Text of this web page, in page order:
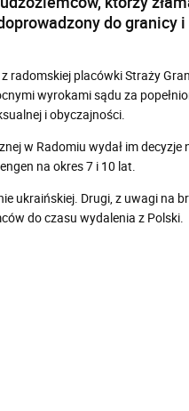
do granicy
placówki Straży
wyrokami sądu za
i obyczajności.
w Radomiu wydał im
na okres 7 i 10 lat.
ukraińskiej. Drugi, z uwagi
do czasu wydalenia z Polski.